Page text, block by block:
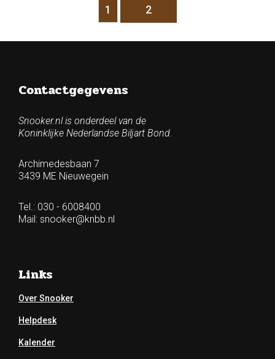
1 2
Contactgegevens
Snooker.nl is onderdeel van de
Koninklijke Nederlandse Biljart Bond.
Archimedesbaan 7
3439 ME Nieuwegein
Tel.: 030 - 6008400
Mail: snooker@knbb.nl
Links
Over Snooker
Helpdesk
Kalender